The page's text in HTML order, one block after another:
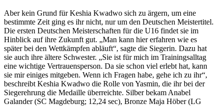
Aber kein Grund für Keshia Kwadwo sich zu ärgern, um eine
bestimmte Zeit ging es ihr nicht, nur um den Deutschen Meistertitel.
Die ersten Deutschen Meisterschaften für die U16 findet sie im
Hinblick auf ihre Zukunft gut. „Man kann hier erfahren wie es
später bei den Wettkämpfen abläuft“, sagte die Siegerin. Dazu hat
sie auch ihre ältere Schwester. „Sie ist für mich im Trainingsalltag
eine wichtige Vertrauensperson. Da sie schon viel erlebt hat, kann
sie mir einiges mitgeben. Wenn ich Fragen habe, gehe ich zu ihr“,
beschreibt Keshia Kwadwo die Rolle von Yasmin, die ihr bei der
Siegerehrung die Medaille überreichte. Silber bekam Anabel
Galander (SC Magdeburg; 12,24 sec), Bronze Maja Höber (LG